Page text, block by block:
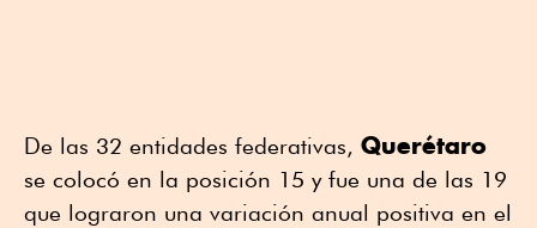
De las 32 entidades federativas, Querétaro
se colocó en la posición 15 y fue una de las 19
que lograron una variación anual positiva en el